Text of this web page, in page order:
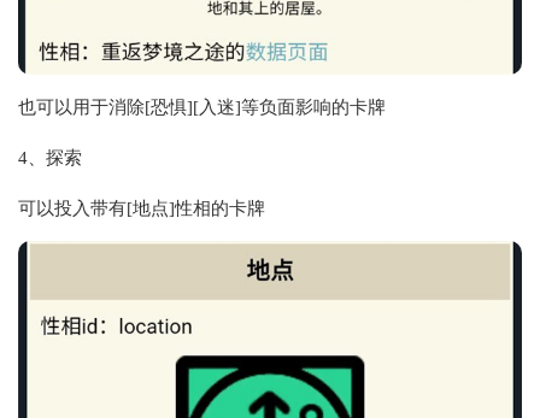
也可以用于消除[恐惧][入迷]等负面影响的卡牌
4、探索
可以投入带有[地点]性相的卡牌